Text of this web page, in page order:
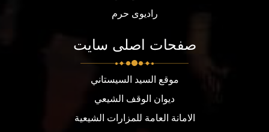
رادیوی حرم
صفحات اصلی سایت
موقع السيد السيستاني
ديوان الوقف الشيعي
الامانة العامة للمزارات الشيعية